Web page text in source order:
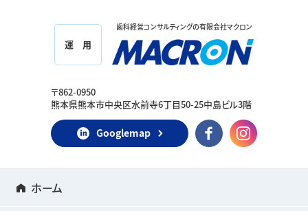
運 用
歯科経営コンサルティングの有限会社マクロン
〒862-0950
熊本県熊本市中央区水前寺6丁目50-25中島ビル3階
Googlemap
ホーム